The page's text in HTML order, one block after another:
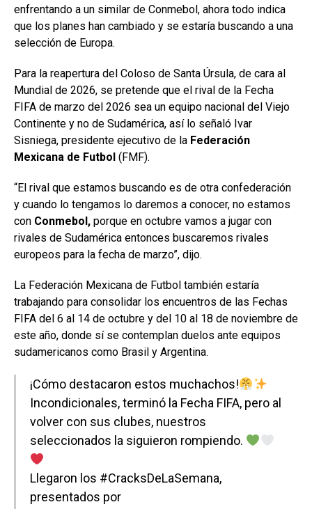
enfrentando a un similar de Conmebol, ahora todo indica
que los planes han cambiado y se estaría buscando a una
selección de Europa.
Para la reapertura del Coloso de Santa Úrsula, de cara al
Mundial de 2026, se pretende que el rival de la Fecha
FIFA de marzo del 2026 sea un equipo nacional del Viejo
Continente y no de Sudamérica, así lo señaló Ivar
Sisniega, presidente ejecutivo de la Federación
Mexicana de Futbol (FMF).
“El rival que estamos buscando es de otra confederación
y cuando lo tengamos lo daremos a conocer, no estamos
con Conmebol, porque en octubre vamos a jugar con
rivales de Sudamérica entonces buscaremos rivales
europeos para la fecha de marzo”, dijo.
La Federación Mexicana de Futbol también estaría
trabajando para consolidar los encuentros de las Fechas
FIFA del 6 al 14 de octubre y del 10 al 18 de noviembre de
este año, donde sí se contemplan duelos ante equipos
sudamericanos como Brasil y Argentina.
¡Cómo destacaron estos muchachos!
Incondicionales, terminó la Fecha FIFA, pero al
volver con sus clubes, nuestros
seleccionados la siguieron rompiendo.
Llegaron los #CracksDeLaSemana,
presentados por